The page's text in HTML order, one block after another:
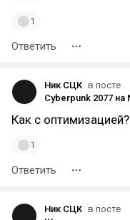
1
Ответить
Ник СЦК в посте
Как с оптимизацией?
1
Ответить
Ник СЦК в посте